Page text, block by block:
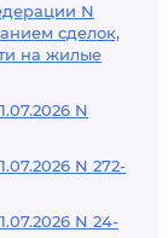
N
сделок,
на жилые
N
N 272-
N 24-